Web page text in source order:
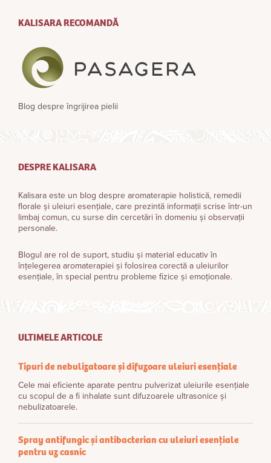
KALISARA RECOMANDĂ
Blog despre îngrijirea pielii
DESPRE KALISARA
Kalisara este un blog despre aromaterapie holistică, remedii
florale și uleiuri esențiale, care prezintă informații scrise într-un
limbaj comun, cu surse din cercetări în domeniu și observații
personale.
Blogul are rol de suport, studiu și material educativ în
înțelegerea aromaterapiei și folosirea corectă a uleiurilor
esențiale, în special pentru probleme fizice și emoționale.
ULTIMELE ARTICOLE
Tipuri de nebulizatoare și difuzoare uleiuri esențiale
Cele mai eficiente aparate pentru pulverizat uleiurile esențiale
cu scopul de a fi inhalate sunt difuzoarele ultrasonice și
nebulizatoarele.
Spray antifungic și antibacterian cu uleiuri esențiale
pentru uz casnic